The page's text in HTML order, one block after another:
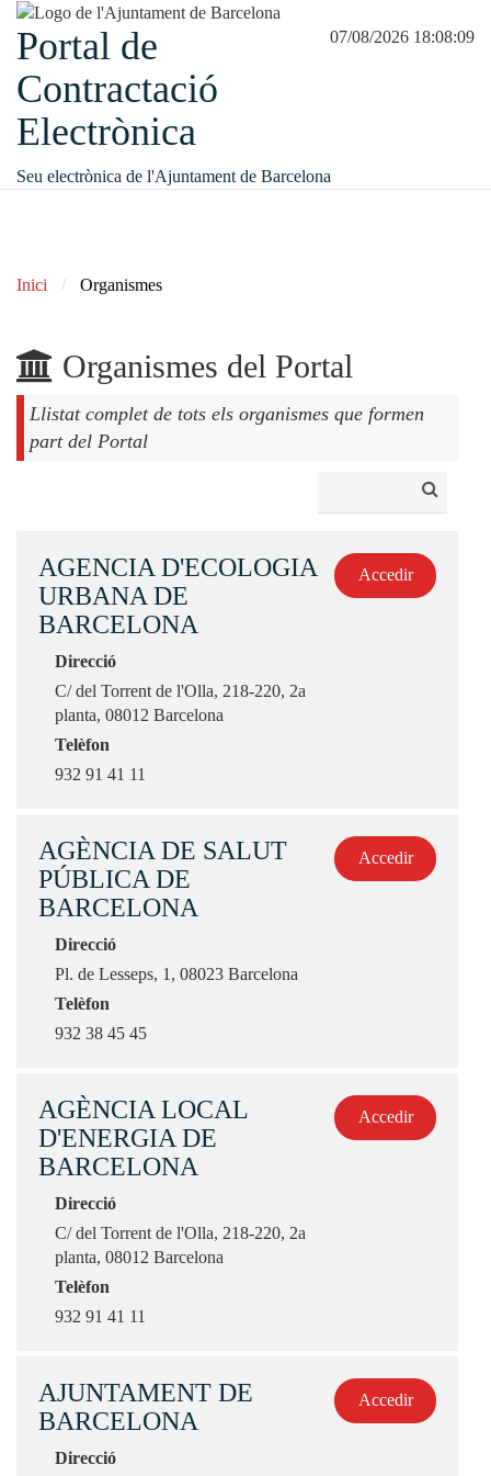
07/08/2026 18:08:09
Portal de
Contractació
Electrònica
Seu electrònica de l'Ajuntament de Barcelona
Inici Organismes
Organismes del Portal
Llistat complet de tots els organismes que formen
part del Portal
AGENCIA D'ECOLOGIA
URBANA DE
BARCELONA
Direcció
C/ del Torrent de l'Olla, 218-220, 2a
planta, 08012 Barcelona
Telèfon
932 91 41 11
Accedir
AGÈNCIA DE SALUT
PÚBLICA DE
BARCELONA
Direcció
Pl. de Lesseps, 1, 08023 Barcelona
Telèfon
932 38 45 45
Accedir
AGÈNCIA LOCAL
D'ENERGIA DE
BARCELONA
Direcció
C/ del Torrent de l'Olla, 218-220, 2a
planta, 08012 Barcelona
Telèfon
932 91 41 11
Accedir
AJUNTAMENT DE
BARCELONA
Direcció
Accedir